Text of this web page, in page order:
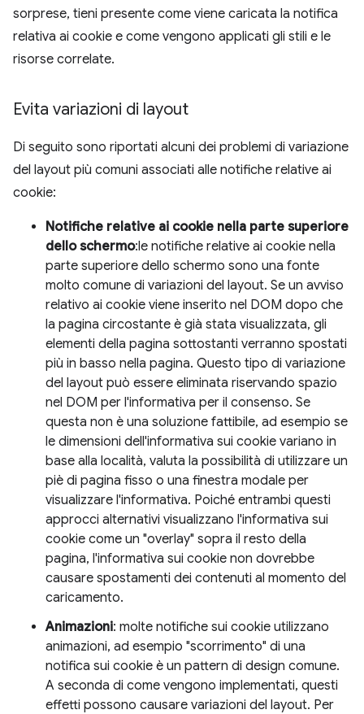
sorprese, tieni presente come viene caricata la notifica
relativa ai cookie e come vengono applicati gli stili e le
risorse correlate.
Evita variazioni di layout
Di seguito sono riportati alcuni dei problemi di variazione
del layout più comuni associati alle notifiche relative ai
cookie:
Notifiche relative ai cookie nella parte superiore
dello schermo:le notifiche relative ai cookie nella
parte superiore dello schermo sono una fonte
molto comune di variazioni del layout. Se un avviso
relativo ai cookie viene inserito nel DOM dopo che
la pagina circostante è già stata visualizzata, gli
elementi della pagina sottostanti verranno spostati
più in basso nella pagina. Questo tipo di variazione
del layout può essere eliminata riservando spazio
nel DOM per l'informativa per il consenso. Se
questa non è una soluzione fattibile, ad esempio se
le dimensioni dell'informativa sui cookie variano in
base alla località, valuta la possibilità di utilizzare un
piè di pagina fisso o una finestra modale per
visualizzare l'informativa. Poiché entrambi questi
approcci alternativi visualizzano l'informativa sui
cookie come un "overlay" sopra il resto della
pagina, l'informativa sui cookie non dovrebbe
causare spostamenti dei contenuti al momento del
caricamento.
Animazioni: molte notifiche sui cookie utilizzano
animazioni, ad esempio "scorrimento" di una
notifica sui cookie è un pattern di design comune.
A seconda di come vengono implementati, questi
effetti possono causare variazioni del layout. Per